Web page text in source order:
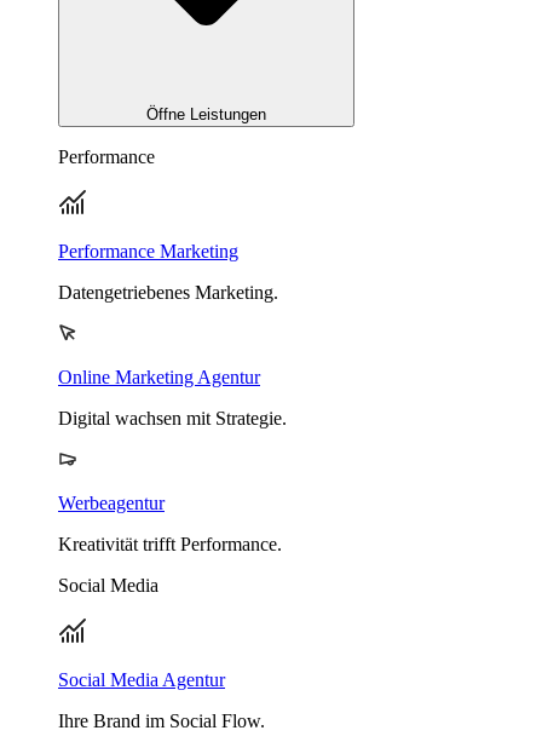
Öffne Leistungen
Performance
Performance Marketing
Datengetriebenes Marketing.
Online Marketing Agentur
Digital wachsen mit Strategie.
Werbeagentur
Kreativität trifft Performance.
Social Media
Social Media Agentur
Ihre Brand im Social Flow.